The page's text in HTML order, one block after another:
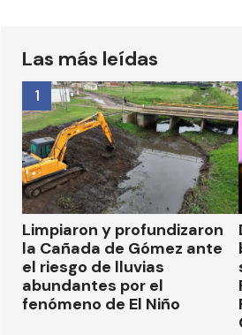
Las más leídas
Limpiaron y profundizaron
la Cañada de Gómez ante
el riesgo de lluvias
abundantes por el
fenómeno de El Niño
1